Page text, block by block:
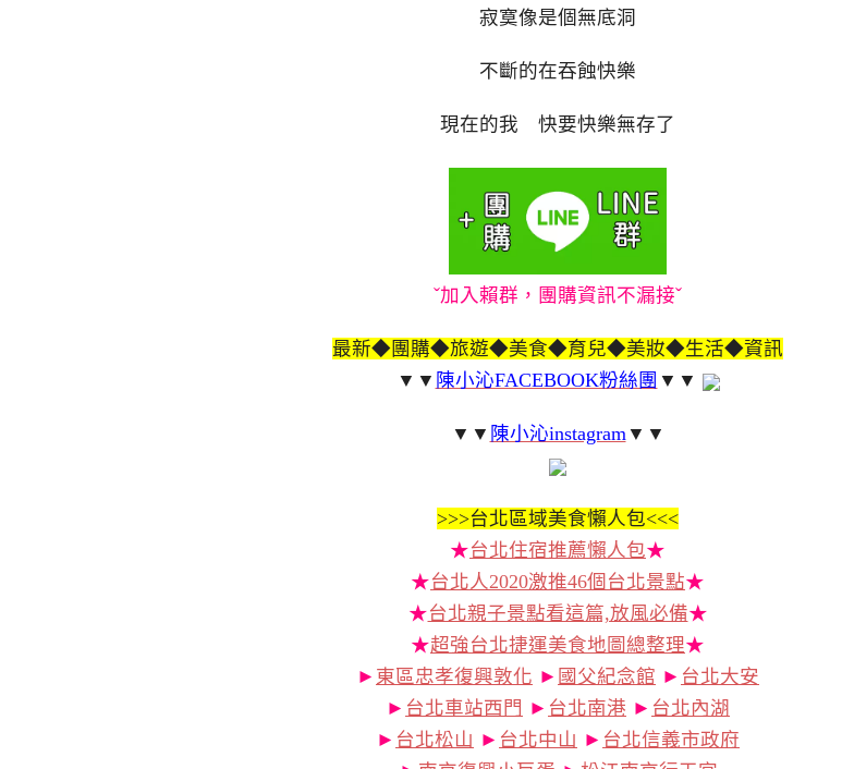
寂寞像是個無底洞
不斷的在吞蝕快樂
現在的我 快要快樂無存了
ˇ加入賴群，團購資訊不漏接ˇ
最新◆團購◆旅遊◆美食◆育兒◆美妝◆生活◆資訊
▼▼ 陳小沁FACEBOOK粉絲團 ▼▼
▼▼ 陳小沁instagram ▼▼
>>>台北區域美食懶人包<<<
★台北住宿推薦懶人包★
★台北人2020激推46個台北景點★
★台北親子景點看這篇,放風必備★
★超強台北捷運美食地圖總整理★
► 東區忠孝復興敦化 ► 國父紀念館 ► 台北大安
► 台北車站西門 ► 台北南港 ► 台北內湖
► 台北松山 ► 台北中山 ► 台北信義市政府